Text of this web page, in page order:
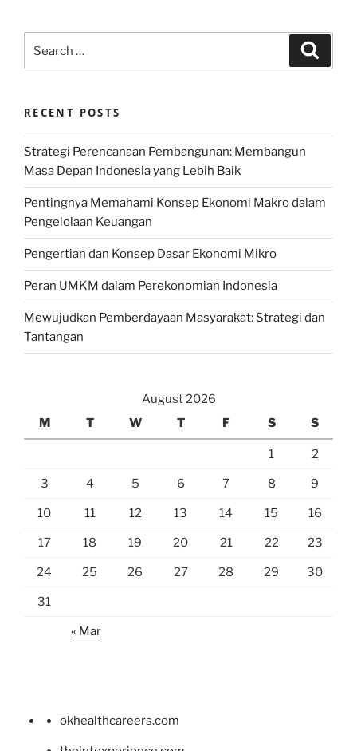
for:
RECENT POSTS
Strategi Perencanaan Pembangunan: Membangun
Masa Depan Indonesia yang Lebih Baik
Pentingnya Memahami Konsep Ekonomi Makro dalam
Pengelolaan Keuangan
Pengertian dan Konsep Dasar Ekonomi Mikro
Peran UMKM dalam Perekonomian Indonesia
Mewujudkan Pemberdayaan Masyarakat: Strategi dan
Tantangan
August 2026
M
T W T F S S
1 2
3 4 5 6 7 8 9
10 11 12 13 14 15 16
17 18 19 20 21 22 23
24 25 26 27 28 29 30
31
« Mar
okhealthcareers.com